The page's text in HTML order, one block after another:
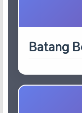
Batang